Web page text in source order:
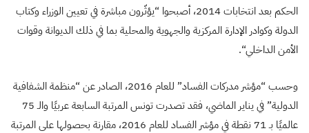
الحكم بعد انتخابات 2014، أصبحوا “يؤثّرون مباشرة في تعيين الوزراء وكتاب
الدولة وكوادر الإدارة المركزية والجهوية والمحلية بما في ذلك الديوانة وقوات
الأمن الداخلي“.
وحسب “مؤشر مدركات الفساد” للعام 2016، الصادر عن “منظمة الشفافية
الدولية” في يناير الماضي، فقد تصدرت تونس المرتبة السابعة عربيًا والـ 75
عالميًا بـ 71 نقطة في مؤشر الفساد للعام 2016، مقارنة بحصولها على المرتبة